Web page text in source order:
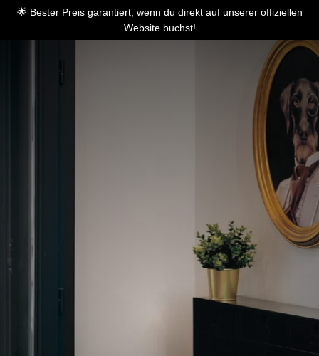
🌟 Bester Preis garantiert, wenn du direkt auf unserer offiziellen
Website buchst!